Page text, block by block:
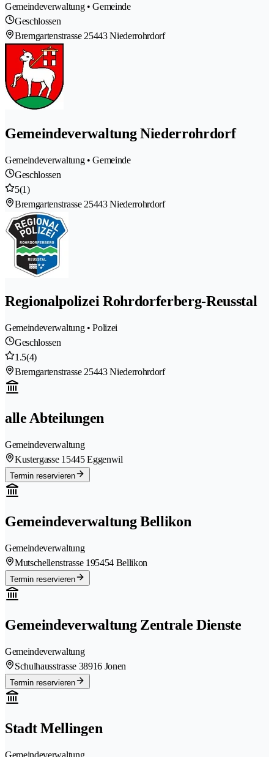
Gemeindeverwaltung • Gemeinde
Geschlossen
Bremgartenstrasse 25443 Niederrohrdorf
Gemeindeverwaltung Niederrohrdorf
Gemeindeverwaltung • Gemeinde
Geschlossen
5(1)
Bremgartenstrasse 25443 Niederrohrdorf
Regionalpolizei Rohrdorferberg-Reusstal
Gemeindeverwaltung • Polizei
Geschlossen
1.5(4)
Bremgartenstrasse 25443 Niederrohrdorf
alle Abteilungen
Gemeindeverwaltung
Kustergasse 1 5445 Eggenwil
Termin reservieren
Gemeindeverwaltung Bellikon
Gemeindeverwaltung
Mutschellenstrasse 195454 Bellikon
Termin reservieren
Gemeindeverwaltung Zentrale Dienste
Gemeindeverwaltung
Schulhausstrasse 38916 Jonen
Termin reservieren
Stadt Mellingen
Gemeindeverwaltung